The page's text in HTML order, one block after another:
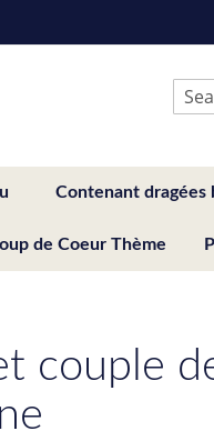
Contenant dragées
de Coeur Thème
couple